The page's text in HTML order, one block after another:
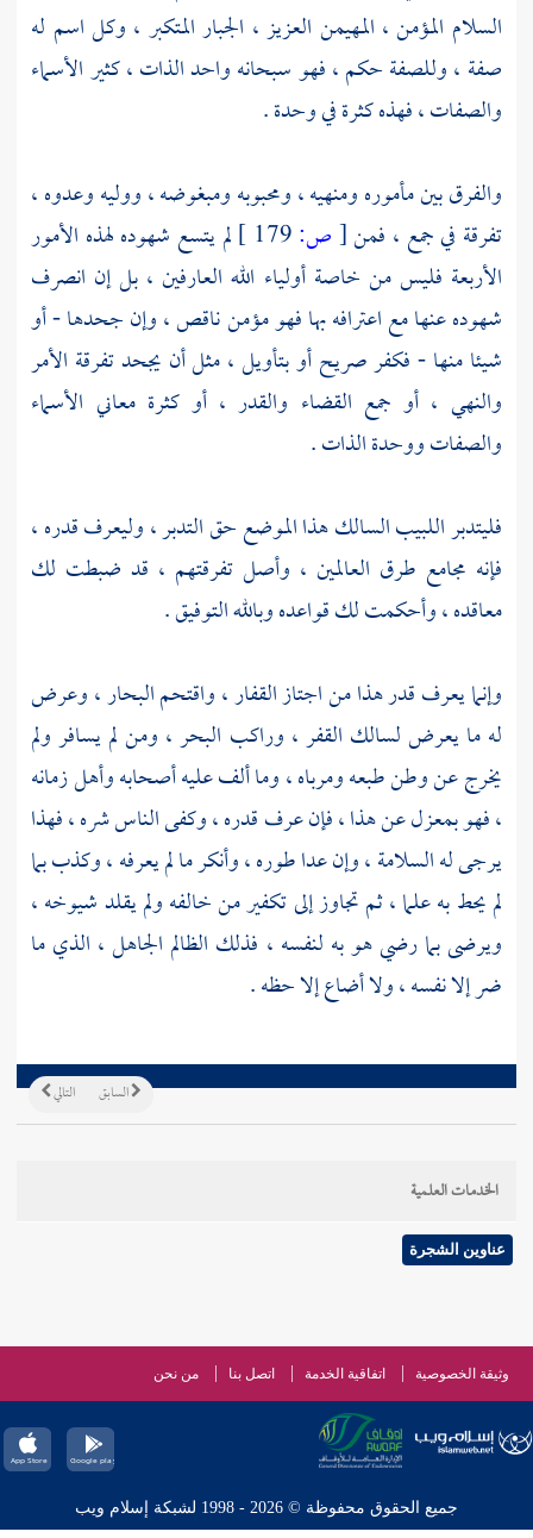
السلام المؤمن ، المهيمن العزيز ، الجبار المتكبر ، وكل اسم له
صفة ، وللصفة حكم ، فهو سبحانه واحد الذات ، كثير الأسماء
والصفات ، فهذه كثرة في وحدة .
والفرق بين مأموره ومنهيه ، ومحبوبه ومبغوضه ، ووليه وعدوه ،
تفرقة في جمع ، فمن[ص:
لم يتسع شهوده لهذه الأمور
الأربعة فليس من خاصة أولياء الله العارفين ، بل إن انصرف
شهوده عنها مع اعترافه بها فهو مؤمن ناقص ، وإن جحدها - أو
شيئا منها - فكفر صريح أو بتأويل ، مثل أن يجحد تفرقة الأمر
والنهي ، أو جمع القضاء والقدر ، أو كثرة معاني الأسماء
والصفات ووحدة الذات .
فليتدبر اللبيب السالك هذا الموضع حق التدبر ، وليعرف قدره ،
فإنه مجامع طرق العالمين ، وأصل تفرقتهم ، قد ضبطت لك
معاقده ، وأحكمت لك قواعده وبالله التوفيق .
وإنما يعرف قدر هذا من اجتاز القفار ، واقتحم البحار ، وعرض
له ما يعرض لسالك القفر ، وراكب البحر ، ومن لم يسافر ولم
يخرج عن وطن طبعه ومرباه ، وما ألف عليه أصحابه وأهل زمانه
، فهو بمعزل عن هذا ، فإن عرف قدره ، وكفى الناس شره ، فهذا
يرجى له السلامة ، وإن عدا طوره ، وأنكر ما لم يعرفه ، وكذب بما
لم يحط به علما ، ثم تجاوز إلى تكفير من خالفه ولم يقلد شيوخه ،
ويرضى بما رضي هو به لنفسه ، فذلك الظالم الجاهل ، الذي ما
ضر إلا نفسه ، ولا أضاع إلا حظه .
التالي السابق
الخدمات العلمية
عناوين الشجرة
وثيقة الخصوصية اتفاقية الخدمة اتصل بنا من نحن
جميع الحقوق محفوظة © 2026 - 1998 لشبكة إسلام ويب